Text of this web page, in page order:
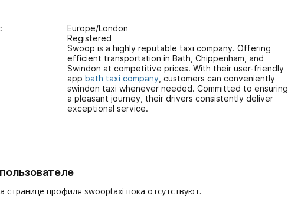
Europe/London
Registered
Swoop is a highly reputable taxi company. Offering
efficient transportation in Bath, Chippenham, and
Swindon at competitive prices. With their user-friendly
app bath taxi company, customers can conveniently
swindon taxi whenever needed. Committed to ensuring
a pleasant journey, their drivers consistently deliver
exceptional service.
странице профиля swooptaxi пока отсутствуют.